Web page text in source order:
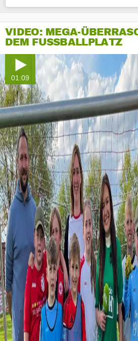
VIDEO: MEGA-
DEM FUSSBALLPLATZ
01:09